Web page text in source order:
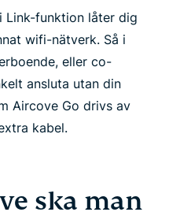
Link-funktion låter dig
wifi-nätverk. Så i
eller co-
ansluta utan din
Aircove Go drivs av
kabel.
ska man